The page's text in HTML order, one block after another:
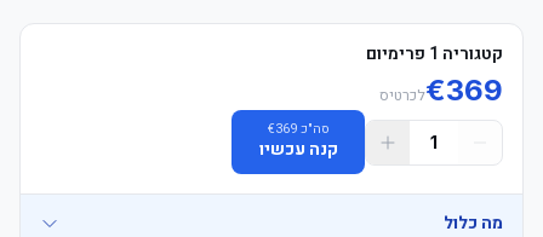
קטגוריה 1 פרימיום
€369 לכרטיס
1
סה"כ €369
קנה עכשיו
מה כלול